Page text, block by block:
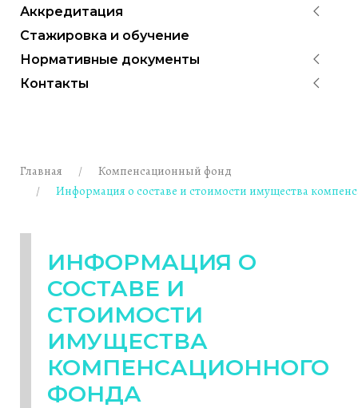
Аккредитация
Стажировка и обучение
Нормативные документы
Контакты
Главная
Компенсационный фонд
Информация о составе и стоимости имущества
ИНФОРМАЦИЯ О
СОСТАВЕ И
СТОИМОСТИ
ИМУЩЕСТВА
КОМПЕНСАЦИОННОГО
ФОНДА